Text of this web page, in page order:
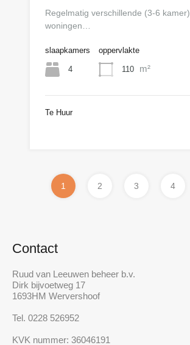
Regelmatig verschillende (3-6 kamer)
woningen…
slaapkamers
4
oppervlakte
110 m²
Te Huur
1 2 3 4
Contact
Ruud van Leeuwen beheer b.v.
Dirk bijvoetweg 17
1693HM Wervershoof
Tel. 0228 526952
KVK nummer: 36046191